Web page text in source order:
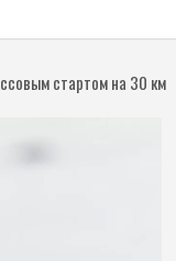
стартом на 30 км